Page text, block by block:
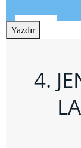
Yazdır
4.